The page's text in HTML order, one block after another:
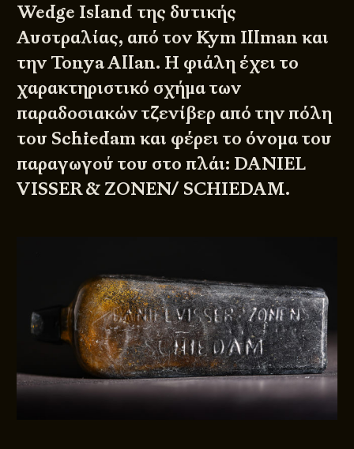
Wedge Island της δυτικής
Αυστραλίας, από τον Kym Illman και
την Tonya Allan. Η φιάλη έχει το
χαρακτηριστικό σχήμα των
παραδοσιακών τζενίβερ από την πόλη
του Schiedam και φέρει το όνομα του
παραγωγού του στο πλάι: DANIEL
VISSER & ZONEN/ SCHIEDAM.